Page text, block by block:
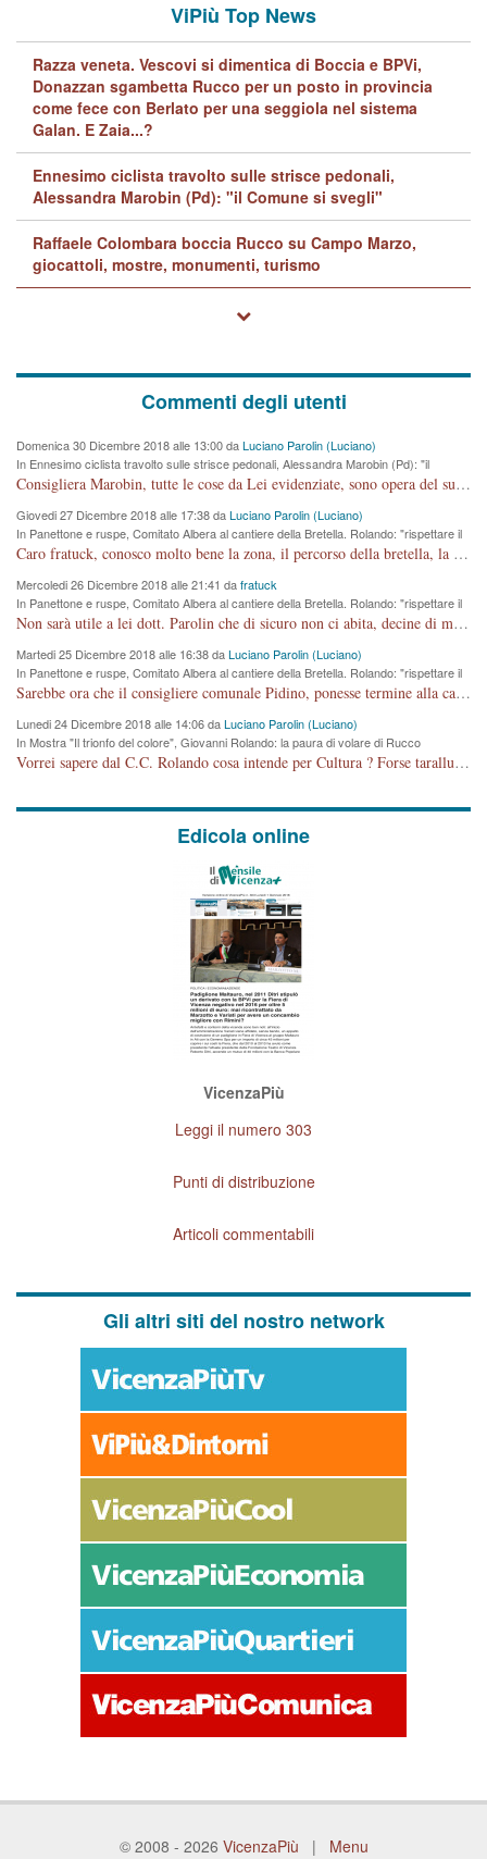
ViPiù Top News
Razza veneta. Vescovi si dimentica di Boccia e BPVi,
Donazzan sgambetta Rucco per un posto in provincia
come fece con Berlato per una seggiola nel sistema
Galan. E Zaia...?
Ennesimo ciclista travolto sulle strisce pedonali,
Alessandra Marobin (Pd): "il Comune si svegli"
Raffaele Colombara boccia Rucco su Campo Marzo,
giocattoli, mostre, monumenti, turismo
Commenti degli utenti
Domenica 30 Dicembre 2018 alle 13:00 daLuciano Parolin (Luciano)
In Ennesimo ciclista travolto sulle strisce pedonali, Alessandra Marobin (Pd): "il
Comune si svegli"
Consigliera Marobin, tutte le cose da Lei evidenziate, sono opera del suo ex Assessore e compagno di Partito Antonio Marco Dalla Pozza Assessore alla "progettazione" di piste ciclabili e altre porcherie. A lui manderei il conto da saldare per incidenti e danni alle persone. E' ora che "finiamola." Avete perso rassegnatevi. qui IL SINDACO RUCCO NON C'ENTRA PER NIENTE. CAPITO!!!!!!!! Amen.
Giovedi 27 Dicembre 2018 alle 17:38 daLuciano Parolin (Luciano)
In Panettone e ruspe, Comitato Albera al cantiere della Bretella. Rolando: "rispettare il
cronoprogramma"
Caro fratuck, conosco molto bene la zona, il percorso della bretella, la situazione dei cittadini, abito in Viale Trento. A partire dal 2003 ho partecipato al Comitato di Maddalene pro bretella, e a riunioni propositive per apportare modifiche al progetto. Numerose mie foto del territorio sono arrivate a Roma, altri miei interventi (non graditi dalla Sx) sono stati pubblicati dal GdV, assieme ad altri come Ciro Asproso, ora favorevole alla bretella. Ho partecipato alla raccolta firme per la chiusura della strada x 5 giorni eseguita dal Sindaco Hullwech per sforamento 180 Micro/g. Pertanto come impegno per la tematica sono apposto con la coscienza. Ora il Progetto è partito, fine! Voglio dire che la nuova Giunta "comunale" non c'entra più. L'opera sarà "malauguratamente" eseguita, ma non con il mio placet. Il Consigliere Comunale dovrebbe capire che la campagna elettorale è finita, con buona pace di tutti. Quello che invece dovrebbe interessare è la proprietà della strada, dall'uscita autostradale Ovest, sino alla Rotatoria dell'Albara, vi sono tre possessori: Autostrade SpA; La Provincia, il Comune. Come la mettiamo per il futuro ? I costi, da 50 sono saliti a 100 milioni di € come dire 20 milioni a KM (!) da non credere. Comunque si farà. Ma nessuno canti Vittoria, anzi meglio non farne un ulteriore fatto "partitico" per questioni elettorali o di seggio. Se mi manda la sua mail, sono disponibile ad inviare i documenti e le foto sopra descritte. Con ossequi, Luciano Parolin
Mercoledi 26 Dicembre 2018 alle 21:41 dafratuck
In Panettone e ruspe, Comitato Albera al cantiere della Bretella. Rolando: "rispettare il
cronoprogramma"
Non sarà utile a lei dott. Parolin che di sicuro non ci abita, decine di migliaia di TIR, automobili e padroncini che passano quotidianamente per una strada appena rotabile, non è più possibile stendere i panni, attraversare la strada senza rischiare la morte, le case stanno crepando, i tempi sono cambiati e la bretella non passerà assolutamente per maddalene (ma cosa sta a dire?!), dia invece responsabilità a chi ha costruito tagliando la strada che doveva invece terminare a isola vicentina e non al moracchino lasciando Motta di Costabissara ancora in panne di traffico. I tempi sono cambiati dottore e se l'anagrafe della vita stagna nell'essere umano impressioni conservatrici, la società non le considera perchè va avanti, si industrializza e ha bisogno di infrastrutture e di sviluppo. Ultima considerazione, se è geloso di Rolando perchè vede in lui solo campagne politiche mentre si difendono i SOLI diritti dei cittadini, la preghiamo faccia considerazioni più appropriate. Saluti e complimenti per i suoi scritti.
Martedi 25 Dicembre 2018 alle 16:38 daLuciano Parolin (Luciano)
In Panettone e ruspe, Comitato Albera al cantiere della Bretella. Rolando: "rispettare il
cronoprogramma"
Sarebbe ora che il consigliere comunale Pidino, ponesse termine alla campagna elettorale nel territorio del suo seggio Villaggio del Sole. La tiraca è iniziata, distruggerà 6 km di prateria ovest della città, ricca di fonti e sorgenti d'acqua. I cittadini di Maddalene non avranno più Pace la notte. Molta colpa per la costruzione di questa Strada è proprio del signor Rolando,dei suoi gazebo mobili e che vuol far passare questa opera VANDALICA come progetto "utile" a chi ? Non è cosa seria sig. Rolando!
Lunedi 24 Dicembre 2018 alle 14:06 daLuciano Parolin (Luciano)
In Mostra "Il trionfo del colore", Giovanni Rolando: la paura di volare di Rucco
Vorrei sapere dal C.C. Rolando cosa intende per Cultura ? Forse tarallucci, vino e sagre, o spaghetti tricolori del PD ? Il continuo (s)parlare della mostra a Palazzo Chiericati caro consigliere DANNEGGIA FORTEMENTE l'immagine della città TUTTA e fa deviare i consensi che in RUSSIA (badi bene ex U.R.S.S.) sono ECCELLENTI. A livello artistico l'evento è di alta Valenza culturale, COMPITO di Tutta la Cittadinanza fare il possibile per propagandare l'iniziativa senza farne UN CASO PARTITICO come fa Lei da sempre. Meno Gazebo + Partecipazione! E così sia. Amen.
Edicola online
VicenzaPiù
Leggi il numero 303
Punti di distribuzione
Articoli commentabili
Gli altri siti del nostro network
© 2008 - 2026 VicenzaPiù | Menu